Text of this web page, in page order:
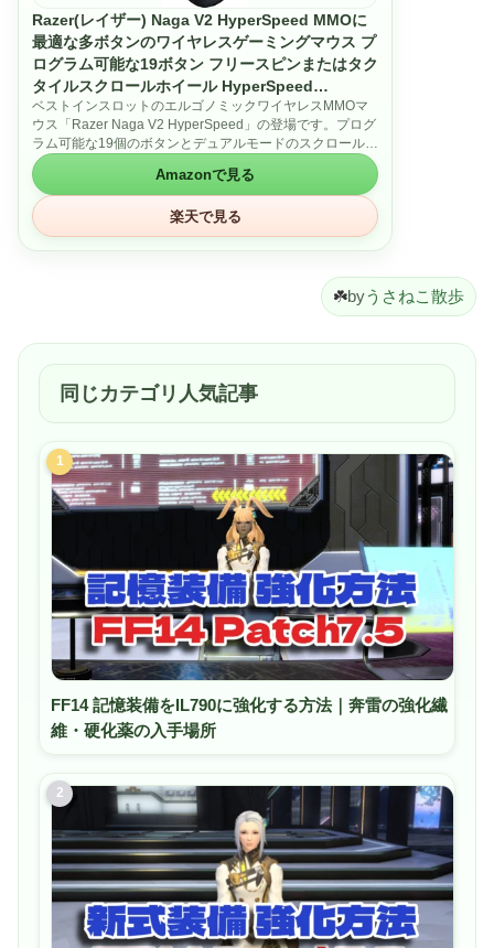
Razer(レイザー) Naga V2 HyperSpeed MMOに
最適な多ボタンのワイヤレスゲーミングマウス プ
ログラム可能な19ボタン フリースピンまたはタク
タイルスクロールホイール HyperSpeed
Wireless Bluetooth Focus Pro 30K オプティカ
ルセンサー ナーガ ブイツー ハイパースピード
【日本正規代理店保証品】
ベストインスロットのエルゴノミックワイヤレスMMOマ
ウス「Razer Naga V2 HyperSpeed」の登場です。プログ
ラム可能な19個のボタンとデュアルモードのスクロールホ
イールでスキルローテーションを最適化できます。最大
400時間のバッテリー持続時間を誇り、優れたワイヤレス
パフォーマンスによりレイドを進めることができます。
【プログラム可能な19個のボタン】ソフトウェア(Razer
Synapse 3)で重要なホットキーやマクロを割り当てて豊富
なコマンドを実装出来ます。あらゆる状況に合わせてカス
【Razer HyperSpeed Wireless (2.4 GHz) と Bluetooth】
接続方法は2種類あり、Razer HyperSpeed Wireless
またBluetooth接続は最大400時間のバッテリー持続時間で
長時間のゲームプレイを楽しめます。
【Razer HyperScroll 技術対応】スクロールホイールはフ
リースピンまたはタクタイルの2種類のモードがありま
ールしたり、ゲームのコマンドを繰り返し実行したりする
のに適しています。タクタイルモードに切り替えると、武
器またはスキルを選択するのに最適な、高精度で満足感の
あるフィードバックが得られます。
【Razer Focus Pro 30K オプティカルセンサー】Razerの
業界をリードするセンサーは、正確なトラッキング/進化
したAI機能/ガラス表面にも対応と、究極までに洗礼された
センサーとなっており、より高い精度でのマウス操作が可
能になっています。
Amazonで見る
楽天で見る
☘️byうさねこ散歩
同じカテゴリ人気記事
1
FF14 記憶装備をIL790に強化する方法｜奔雷の強化繊
維・硬化薬の入手場所
2